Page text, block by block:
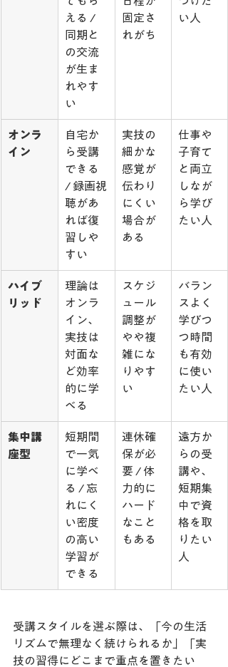
える /
同期と
の交流
が生ま
れやす
い
固定さ
れがち
い人
オンラ
イン
自宅か
ら受講
できる
/ 録画視
聴があ
れば復
習しや
すい
実技の
細かな
感覚が
伝わり
にくい
場合が
ある
仕事や
子育て
と両立
しなが
ら学び
たい人
ハイブ
リッド
理論は
オンラ
イン、
実技は
対面な
ど効率
的に学
べる
スケジ
ュール
調整が
やや複
雑にな
りやす
い
バラン
スよく
学びつ
つ時間
も有効
に使い
たい人
集中講
座型
短期間
で一気
に学べ
る / 忘
れにく
い密度
の高い
学習が
できる
連休確
保が必
要 / 体
力的に
ハード
なこと
もある
遠方か
らの受
講や、
短期集
中で資
格を取
りたい
人
受講スタイルを選ぶ際は、「今の生活
リズムで無理なく続けられるか」「実
技の習得にどこまで重点を置きたい